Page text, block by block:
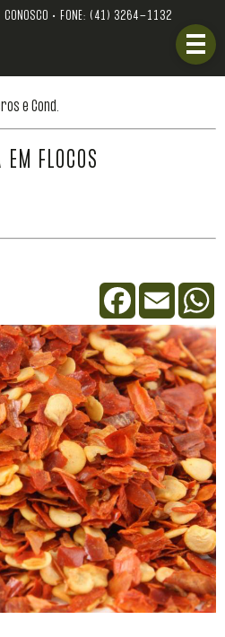
CONOSCO • FONE: (41) 3264-1132
e Cond.
FLOCOS
FacebookEmail